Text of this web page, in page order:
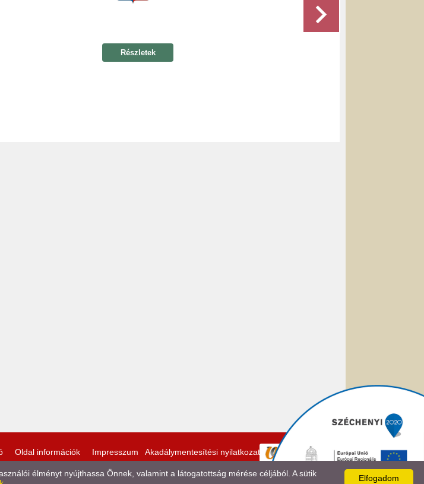
Részletek
Oldal információk Impresszum Akadálymentesítési nyilatkozat
Elfogadom
élményt nyújthassa Önnek, valamint a látogatottság mérése céljából. A sütik